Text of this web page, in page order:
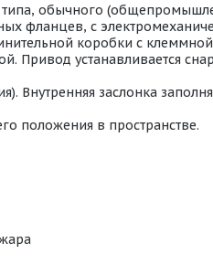
типа, обычного
фланцев, с
коробки с
Привод устанавливается
Внутренняя заслонка
положения в пространстве.